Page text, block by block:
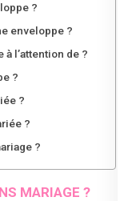
?
enveloppe ?
l’attention de ?
?
?
?
?
MARIAGE ?